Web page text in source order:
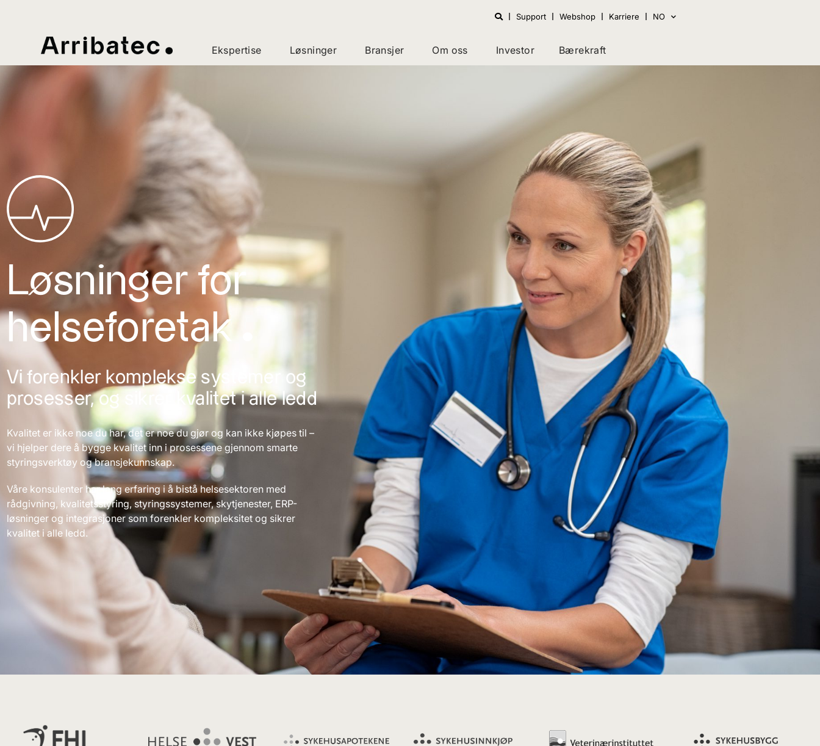
Support Webshop Karriere NO
Ekspertise Løsninger Bransjer Om oss Investor Bærekraft
Løsninger for
helseforetak ^
Vi forenkler komplekse systemer og
prosesser, og sikrer kvalitet i alle ledd
Kvalitet er ikke noe du har, det er noe du gjør og kan ikke kjøpes til –
vi hjelper dere å bygge kvalitet inn i prosessene gjennom smarte
styringsverktøy og bransjekunnskap.
Våre konsulenter har lang erfaring i å bistå helsesektoren med
rådgivning, kvalitetsstyring, styringssystemer, skytjenester, ERP-
løsninger og integrasjoner som forenkler kompleksitet og sikrer
kvalitet i alle ledd.